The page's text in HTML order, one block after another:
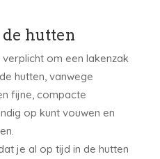
de hutten
om een lakenzak
hutten, vanwege
fijne, compacte
op kunt vouwen en
je al op tijd in de hutten